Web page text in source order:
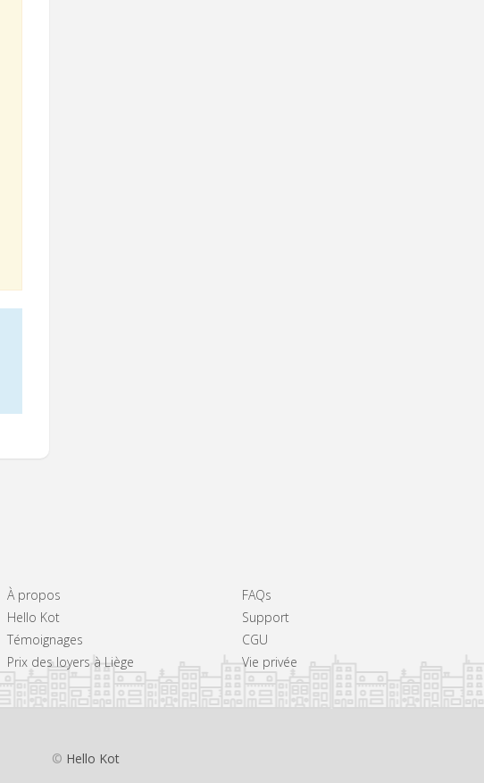
À propos
Hello Kot
Témoignages
Prix des loyers à Liège
FAQs
Support
CGU
Vie privée
© Hello Kot